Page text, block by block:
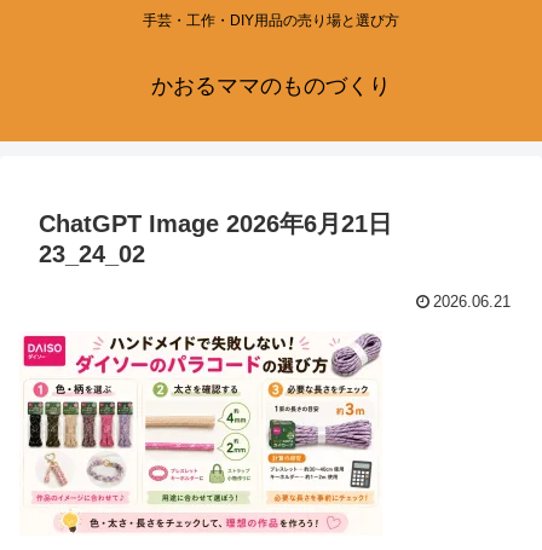
手芸・工作・DIY用品の売り場と選び方
かおるママのものづくり
ChatGPT Image 2026年6月21日
23_24_02
2026.06.21